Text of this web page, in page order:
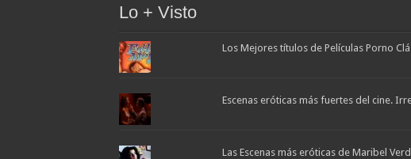
Lo + Visto
Los Mejores títulos de Películas Porno
Escenas eróticas más fuertes del cine.
Las Escenas más eróticas de Maribel